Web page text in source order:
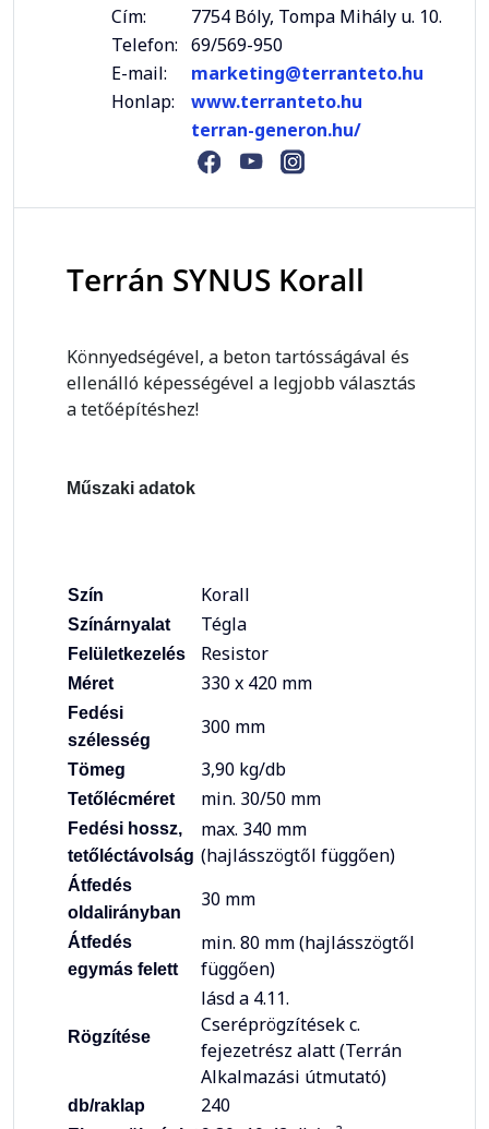
Cím:
7754 Bóly, Tompa Mihály u. 10.
Telefon: 69/569-950
E-mail:
marketing@terranteto.hu
Honlap:
www.terranteto.hu
terran-generon.hu/
Terrán SYNUS Korall
Könnyedségével, a beton tartósságával és
ellenálló képességével a legjobb választás
a tetőépítéshez!
Műszaki adatok
Szín Korall
Színárnyalat Tégla
Felületkezelés Resistor
Méret 330 x 420 mm
Fedési
szélesség
300 mm
Tömeg 3,90 kg/db
Tetőlécméret min. 30/50 mm
Fedési hossz,
tetőléctávolság
max. 340 mm
(hajlásszögtől függően)
Átfedés
oldalirányban
30 mm
Átfedés
egymás felett
min. 80 mm (hajlásszögtől
függően)
Rögzítése
lásd a 4.11.
Cseréprögzítések c.
fejezetrész alatt (Terrán
Alkalmazási útmutató)
db/raklap 240